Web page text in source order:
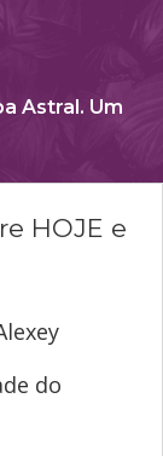
Astral. Um
HOJE e
do